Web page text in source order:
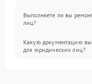
Выполняете ли вы
лиц?
Какую документацию вы
для юридических лиц?